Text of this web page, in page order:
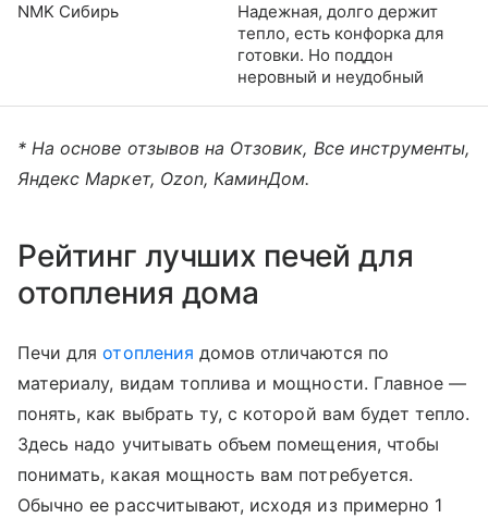
NMK Сибирь
Надежная, долго держит
тепло, есть конфорка для
готовки. Но поддон
неровный и неудобный
* На основе отзывов на Отзовик, Все инструменты,
Яндекс Маркет, Ozon, КаминДом.
Рейтинг лучших печей для
отопления дома
Печи дляотопления домов отличаются по
материалу, видам топлива и мощности. Главное —
понять, как выбрать ту, с которой вам будет тепло.
Здесь надо учитывать объем помещения, чтобы
понимать, какая мощность вам потребуется.
Обычно ее рассчитывают, исходя из примерно 1